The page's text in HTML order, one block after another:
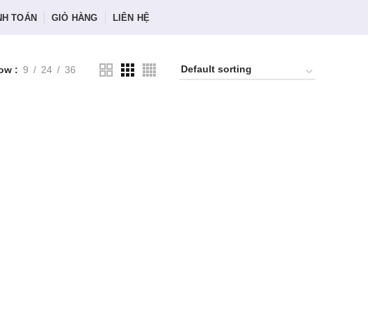
TOÁN GIỎ HÀNG LIÊN HỆ
9 24 36